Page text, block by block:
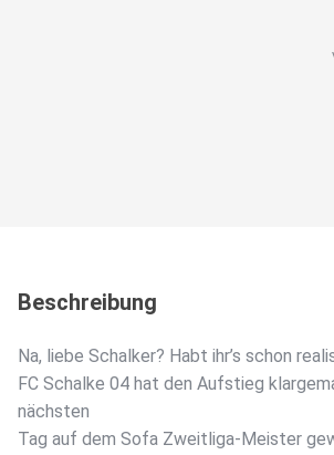
Beschreibung
Na, liebe Schalker? Habt ihr’s schon
FC Schalke 04 hat den Aufstieg
nächsten
Tag auf dem Sofa Zweitliga-Meister